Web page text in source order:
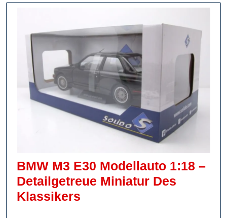
BMW M3 E30 Modellauto 1:18 –
Detailgetreue Miniatur Des
Klassikers